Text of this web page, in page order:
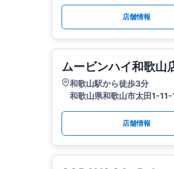
店舗情報
ムービンハイ和歌山
和歌山駅から徒歩3分
和歌山県和歌山市太田1-
店舗情報